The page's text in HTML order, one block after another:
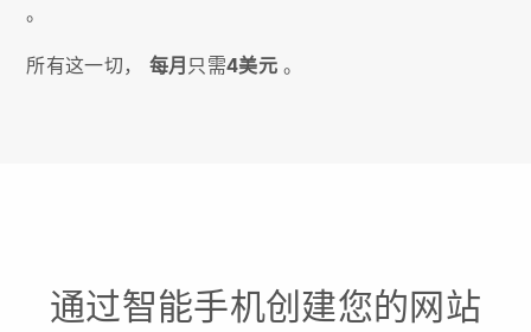
。
所有这一切， 每月 只需4美元。
通过智能手机创建您的网站